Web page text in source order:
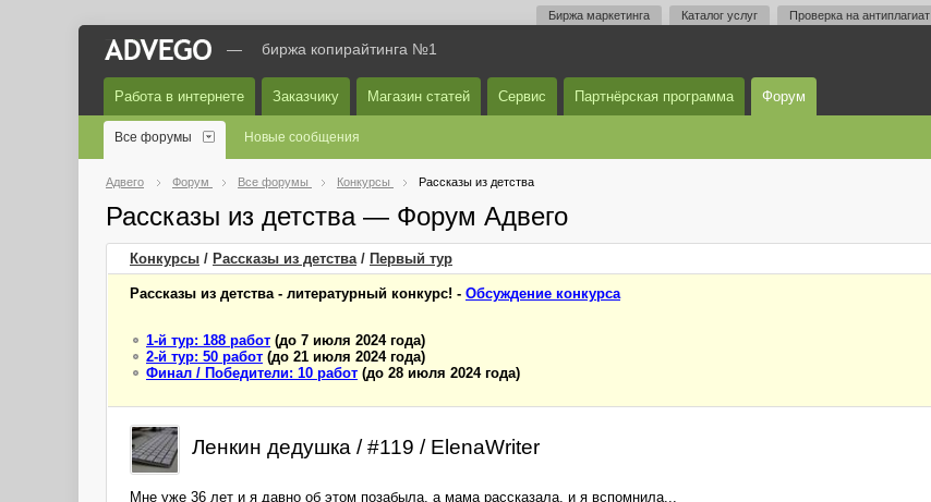
Биржа маркетинга Каталог услуг Проверка на антиплагиат
— биржа копирайтинга №1
Работа в интернете Заказчику Магазин статей Сервис Партнёрская программа Форум
Все форумы Новые сообщения
Адвего Форум Все форумы Конкурсы Рассказы из детства
Рассказы из детства — Форум Адвего
Конкурсы / Рассказы из детства/ Первый тур
Рассказы из детства - литературный конкурс! - Обсуждение конкурса
1-й тур: 188 работ (до 7 июля 2024 года)
2-й тур: 50 работ (до 21 июля 2024 года)
Финал / Победители: 10 работ (до 28 июля 2024 года)
Ленкин дедушка / #119 / ElenaWriter
Мне уже 36 лет и я давно об этом позабыла, а мама рассказала, и я вспомнила...